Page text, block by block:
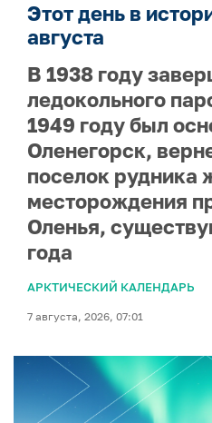
Этот день в
августа
В 1938 году
ледокольного
1949 году был
Оленегорск,
поселок рудника
месторождения
Оленья,
года
АРКТИЧЕСКИЙ КАЛЕНДАРЬ
7 августа, 2026, 07:01